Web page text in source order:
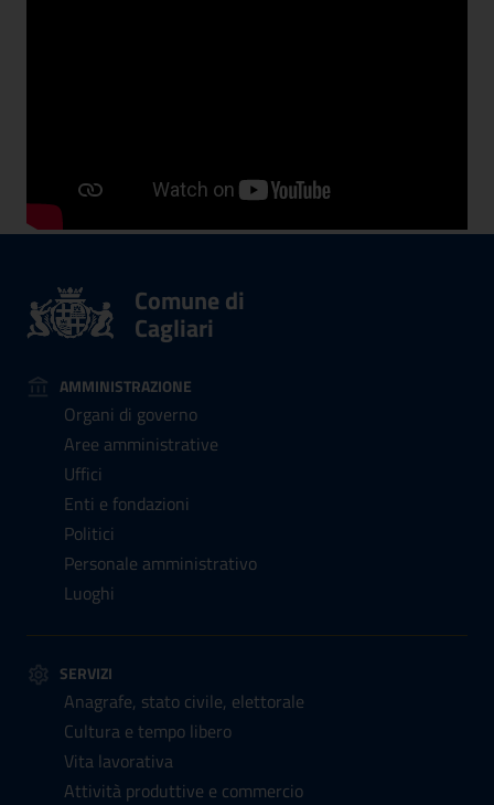
Comune di
Cagliari
AMMINISTRAZIONE
Organi di governo
Aree amministrative
Uffici
Enti e fondazioni
Politici
Personale amministrativo
Luoghi
SERVIZI
Anagrafe, stato civile, elettorale
Cultura e tempo libero
Vita lavorativa
Attività produttive e commercio